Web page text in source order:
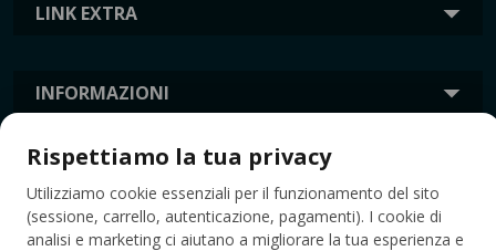
LINK EXTRA
INFORMAZIONI
TAG
Rispettiamo la tua privacy
Utilizziamo cookie essenziali per il funzionamento del sito
(sessione, carrello, autenticazione, pagamenti). I cookie di
analisi e marketing ci aiutano a migliorare la tua esperienza e